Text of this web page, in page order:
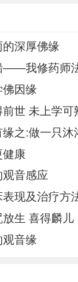
深厚佛缘
——我修药师
佛因缘
世 未上学可
之:做一只沐
健康
音感应
现及治疗方
生 喜得麟儿
观音缘